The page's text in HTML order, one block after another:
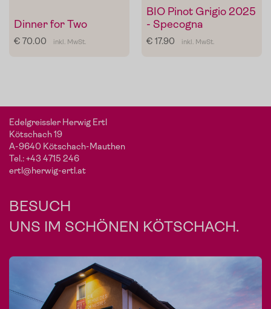
Dinner for Two
€ 70.00 inkl. MwSt.
BIO Pinot Grigio 2025
- Specogna
€ 17.90 inkl. MwSt.
Edelgreissler Herwig Ertl
Kötschach 19
A-9640 Kötschach-Mauthen
Tel.:+43 4715 246
ertl@herwig-ertl.at
BESUCH
UNS IM SCHÖNEN KÖTSCHACH.